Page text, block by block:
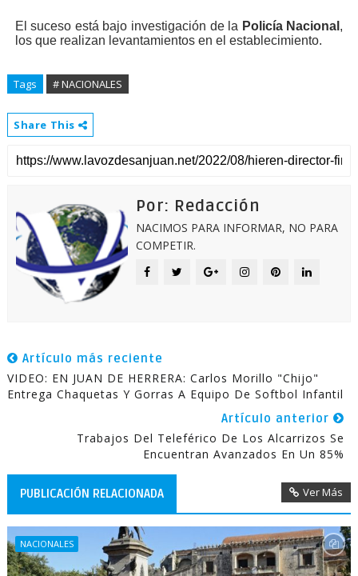
El suceso está bajo investigación de la Policía Nacional ,
los que realizan levantamientos en el establecimiento.
Tags # NACIONALES
Share This
Por: Redacción
NACIMOS PARA INFORMAR, NO PARA
COMPETIR.
Artículo más reciente
VIDEO: EN JUAN DE HERRERA: Carlos Morillo "Chijo"
Entrega Chaquetas Y Gorras A Equipo De Softbol Infantil
Artículo anterior
Trabajos Del Teleférico De Los Alcarrizos Se
Encuentran Avanzados En Un 85%
PUBLICACIÓN RELACIONADA Ver Más
NACIONALES